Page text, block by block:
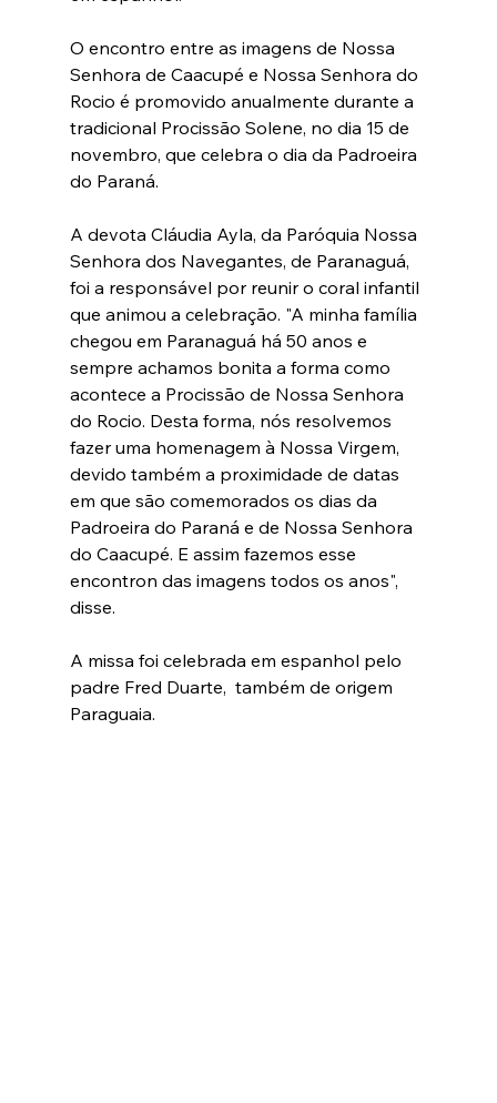
O encontro entre as imagens de Nossa
Senhora de Caacupé e Nossa Senhora do
Rocio é promovido anualmente durante a
tradicional Procissão Solene, no dia 15 de
novembro, que celebra o dia da Padroeira
do Paraná.
A devota Cláudia Ayla, da Paróquia Nossa
Senhora dos Navegantes, de Paranaguá,
foi a responsável por reunir o coral infantil
que animou a celebração. "A minha família
chegou em Paranaguá há 50 anos e
sempre achamos bonita a forma como
acontece a Procissão de Nossa Senhora
do Rocio. Desta forma, nós resolvemos
fazer uma homenagem à Nossa Virgem,
devido também a proximidade de datas
em que são comemorados os dias da
Padroeira do Paraná e de Nossa Senhora
do Caacupé. E assim fazemos esse
encontron das imagens todos os anos",
disse.
A missa foi celebrada em espanhol pelo
padre Fred Duarte,  também de origem
Paraguaia.